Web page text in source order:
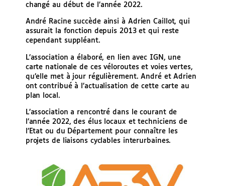
changé au début de l’année 2022.
André Racine succède ainsi à Adrien Caillot, qui
assurait la fonction depuis 2013 et qui reste
cependant suppléant.
L’association a élaboré, en lien avec IGN, une
carte nationale de ces véloroutes et voies vertes,
qu’elle met à jour régulièrement. André et Adrien
ont contribué à l’actualisation de cette carte au
plan local.
L’association a rencontré dans le courant de
l’année 2022, des élus locaux et techniciens de
l’Etat ou du Département pour connaître les
projets de liaisons cyclables interurbaines.